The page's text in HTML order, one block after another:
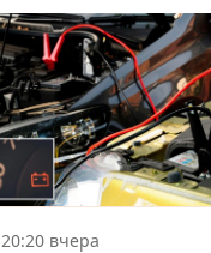
пыталась обмануть
полицейских
20:20 вчера